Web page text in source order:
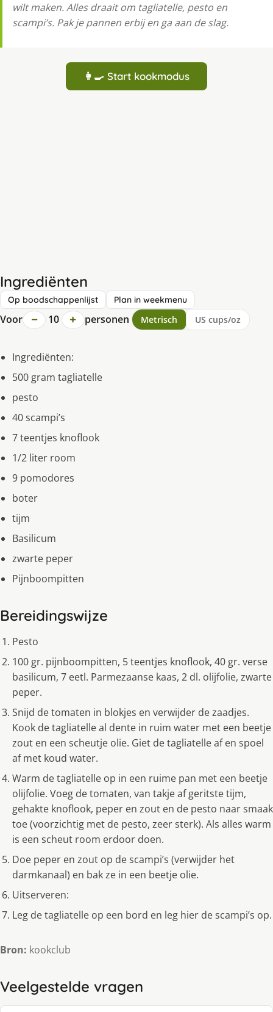
wilt maken. Alles draait om tagliatelle, pesto en
scampi’s. Pak je pannen erbij en ga aan de slag.
👩‍🍳 Start kookmodus
Ingrediënten
Op boodschappenlijst Plan in weekmenu
Voor − 10 + personen Metrisch US cups/oz
Ingrediënten:
500 gram tagliatelle
pesto
40 scampi’s
7 teentjes knoflook
1/2 liter room
9 pomodores
boter
tijm
Basilicum
zwarte peper
Pijnboompitten
Bereidingswijze
Pesto
100 gr. pijnboompitten, 5 teentjes knoflook, 40 gr. verse
basilicum, 7 eetl. Parmezaanse kaas, 2 dl. olijfolie, zwarte
peper.
Snijd de tomaten in blokjes en verwijder de zaadjes.
Kook de tagliatelle al dente in ruim water met een beetje
zout en een scheutje olie. Giet de tagliatelle af en spoel
af met koud water.
Warm de tagliatelle op in een ruime pan met een beetje
olijfolie. Voeg de tomaten, van takje af geritste tijm,
gehakte knoflook, peper en zout en de pesto naar smaak
toe (voorzichtig met de pesto, zeer sterk). Als alles warm
is een scheut room erdoor doen.
Doe peper en zout op de scampi’s (verwijder het
darmkanaal) en bak ze in een beetje olie.
Uitserveren:
Leg de tagliatelle op een bord en leg hier de scampi’s op.
Bron: kookclub
Veelgestelde vragen